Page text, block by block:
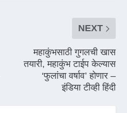
NEXT
महाकुंभसाठी गुगलची खास
तयारी, महाकुंभ टाईप केल्यास
‘फुलांचा वर्षाव’ होणार –
इंडिया टीव्ही हिंदी